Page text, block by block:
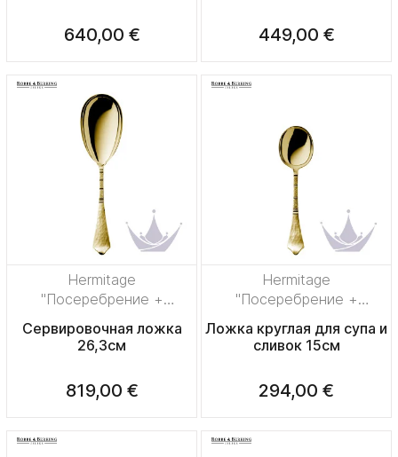
640,00 € 449,00 €
Hermitage
"Посеребрение +
Сервировочная ложка
26,3см
819,00 €
Hermitage
"Посеребрение +
Ложка круглая для супа и
сливок 15см
294,00 €